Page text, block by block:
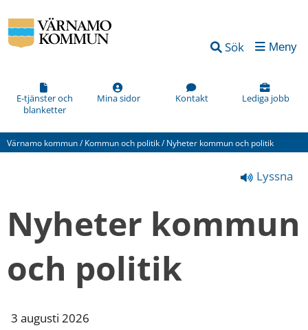
Sök Meny
E-tjänster och
blanketter
Mina sidor Kontakt Lediga jobb
Värnamo kommun/ Kommun och politik/ Nyheter kommun och politik
Lyssna
Nyheter kommun
och politik
3 augusti 2026
Vad
kan
förbättra
den
här
(obligatorisk)